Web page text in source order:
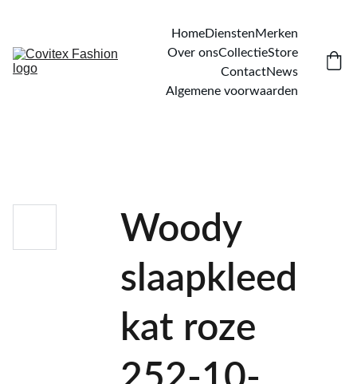
HomeDienstenMerken
Over onsCollectieStore
ContactNews
Algemene voorwaarden
Woody
slaapkleed
kat roze